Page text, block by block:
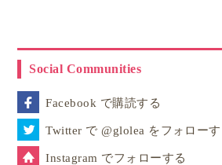
Social Communities
Facebook で購読する
Twitter で @glolea をフォローす
Instagram でフォローする